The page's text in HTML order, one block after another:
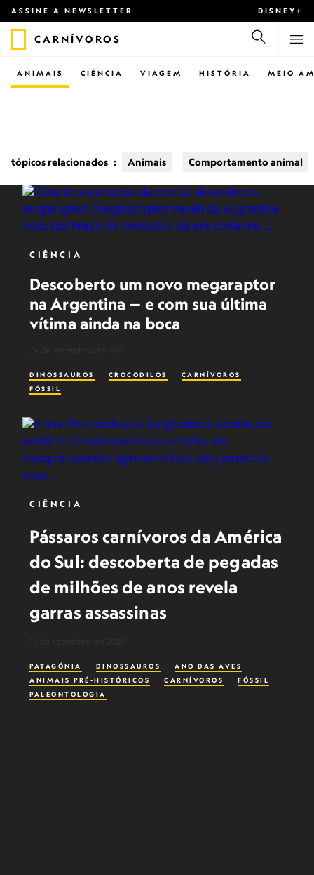
ASSINE A NEWSLETTER DISNEY+
CARNÍVOROS
CIÊNCIA VIAGEM
ANIMAIS HISTÓRIA MEIO
tópicos relacionados : Animais Comportamento animal
CIÊNCIA
Descoberto um novo megaraptor
na Argentina — e com sua última
vítima ainda na boca
DINOSSAUROS CROCODILOS
CARNÍVOROS
FÓSSIL
CIÊNCIA
Pássaros carnívoros da América
do Sul: descoberta de pegadas
de milhões de anos revela
garras assassinas
PATAGÓNIA DINOSSAUROS
ANO DAS AVES
ANIMAIS PRÉ-HISTÓRICOS
CARNÍVOROS
FÓSSIL
PALEONTOLOGIA